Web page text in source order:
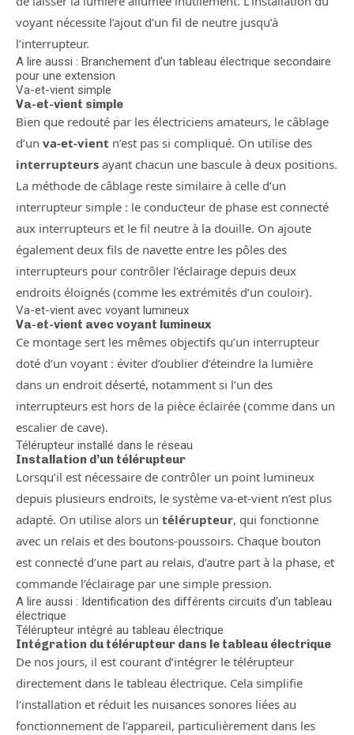
voyant nécessite l’ajout d’un fil de neutre jusqu’à
l’interrupteur.
A lire aussi : Branchement d’un tableau électrique secondaire
pour une extension
Va-et-vient simple
Va-et-vient simple
Bien que redouté par les électriciens amateurs, le câblage
d’un va-et-vient n’est pas si compliqué. On utilise des
interrupteurs ayant chacun une bascule à deux positions.
La méthode de câblage reste similaire à celle d’un
interrupteur simple : le conducteur de phase est connecté
aux interrupteurs et le fil neutre à la douille. On ajoute
également deux fils de navette entre les pôles des
interrupteurs pour contrôler l’éclairage depuis deux
endroits éloignés (comme les extrémités d’un couloir).
Va-et-vient avec voyant lumineux
Va-et-vient avec voyant lumineux
Ce montage sert les mêmes objectifs qu’un interrupteur
doté d’un voyant : éviter d’oublier d’éteindre la lumière
dans un endroit déserté, notamment si l’un des
interrupteurs est hors de la pièce éclairée (comme dans un
escalier de cave).
Télérupteur installé dans le réseau
Installation d’un télérupteur
Lorsqu’il est nécessaire de contrôler un point lumineux
depuis plusieurs endroits, le système va-et-vient n’est plus
adapté. On utilise alors un télérupteur, qui fonctionne
avec un relais et des boutons-poussoirs. Chaque bouton
est connecté d’une part au relais, d’autre part à la phase, et
commande l’éclairage par une simple pression.
A lire aussi : Identification des différents circuits d’un tableau
électrique
Télérupteur intégré au tableau électrique
Intégration du télérupteur dans le tableau électrique
De nos jours, il est courant d’intégrer le télérupteur
directement dans le tableau électrique. Cela simplifie
l’installation et réduit les nuisances sonores liées au
fonctionnement de l’appareil, particulièrement dans les